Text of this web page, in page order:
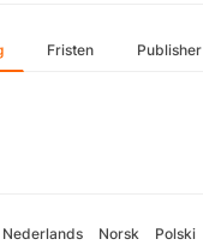
Fristen Publisher
Nederlands Norsk Polski